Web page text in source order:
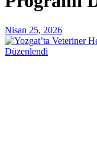
Nisan 25, 2026